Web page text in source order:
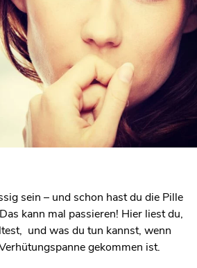
sein – und schon hast du die Pille
kann mal passieren! Hier liest du,
und was du tun kannst, wenn
gekommen ist.